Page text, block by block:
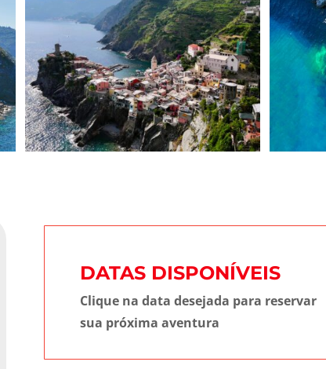
DATAS DISPONÍVEIS
Clique na data desejada para reservar
sua próxima aventura